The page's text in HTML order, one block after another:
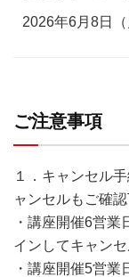
2026年6月8日（
ご注意事項
１．キャンセル
ャンセルもご確認
・講座開催6営
インしてキャン
・講座開催5営